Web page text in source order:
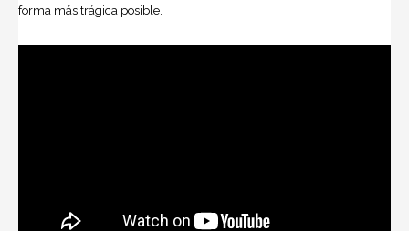
forma más trágica posible.